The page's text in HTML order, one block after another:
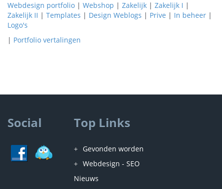
Webdesign portfolio | Webshop | Zakelijk | Zakelijk I |
Zakelijk II | Templates | Design Weblogs | Prive | In beheer |
Logo's
| Portfolio vertalingen
Social Top Links
Gevonden worden
Webdesign - SEO
Nieuws